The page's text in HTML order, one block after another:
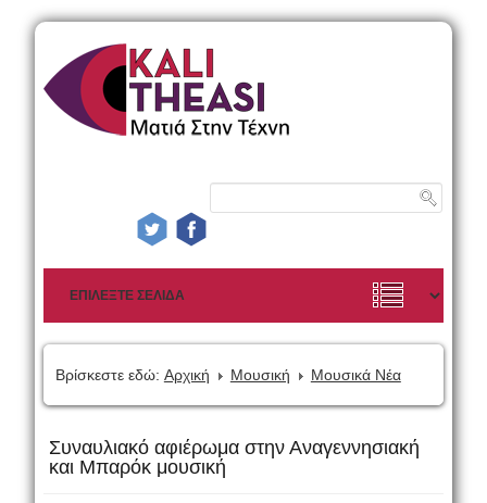
Βρίσκεστε εδώ: Αρχική Μουσική Μουσικά Νέα
Συναυλιακό αφιέρωμα στην Αναγεννησιακή
και Μπαρόκ μουσική